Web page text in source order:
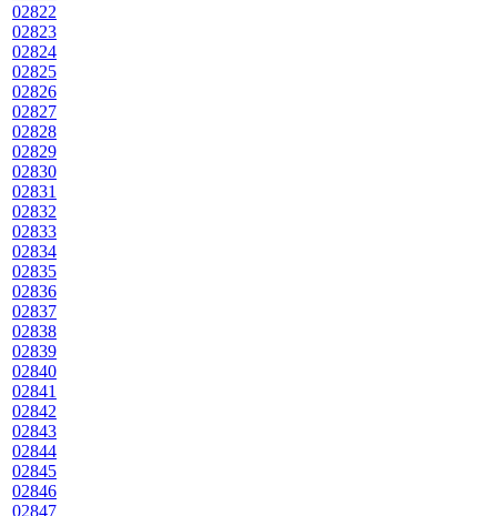
02822
02823
02824
02825
02826
02827
02828
02829
02830
02831
02832
02833
02834
02835
02836
02837
02838
02839
02840
02841
02842
02843
02844
02845
02846
02847